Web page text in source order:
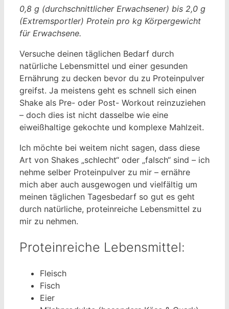
0,8 g (durchschnittlicher Erwachsener) bis 2,0 g
(Extremsportler) Protein pro kg Körpergewicht
für Erwachsene.
Versuche deinen täglichen Bedarf durch
natürliche Lebensmittel und einer gesunden
Ernährung zu decken bevor du zu Proteinpulver
greifst. Ja meistens geht es schnell sich einen
Shake als Pre- oder Post- Workout reinzuziehen
– doch dies ist nicht dasselbe wie eine
eiweißhaltige gekochte und komplexe Mahlzeit.
Ich möchte bei weitem nicht sagen, dass diese
Art von Shakes „schlecht“ oder „falsch“ sind – ich
nehme selber Proteinpulver zu mir – ernähre
mich aber auch ausgewogen und vielfältig um
meinen täglichen Tagesbedarf so gut es geht
durch natürliche, proteinreiche Lebensmittel zu
mir zu nehmen.
Proteinreiche Lebensmittel:
Fleisch
Fisch
Eier